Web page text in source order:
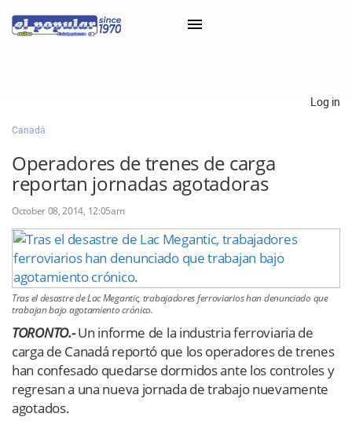
Classifieds
Categorías
Iniciar sesión con Clascal
Log in
Canadá
Operadores de trenes de carga
reportan jornadas agotadoras
October 08, 2014, 12:05am
Tras el desastre de Lac Megantic, trabajadores ferroviarios han denunciado que
trabajan bajo agotamiento crónico.
TORONTO.- Un informe de la industria ferroviaria de
carga de Canadá reportó que los operadores de trenes
han confesado quedarse dormidos ante los controles y
regresan a una nueva jornada de trabajo nuevamente
agotados.